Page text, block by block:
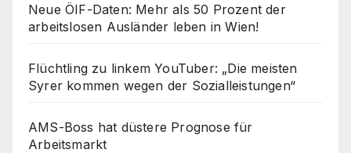
Neue ÖIF-Daten: Mehr als 50 Prozent der
arbeitslosen Ausländer leben in Wien!
Flüchtling zu linkem YouTuber: „Die meisten
Syrer kommen wegen der Sozialleistungen“
AMS-Boss hat düstere Prognose für
Arbeitsmarkt